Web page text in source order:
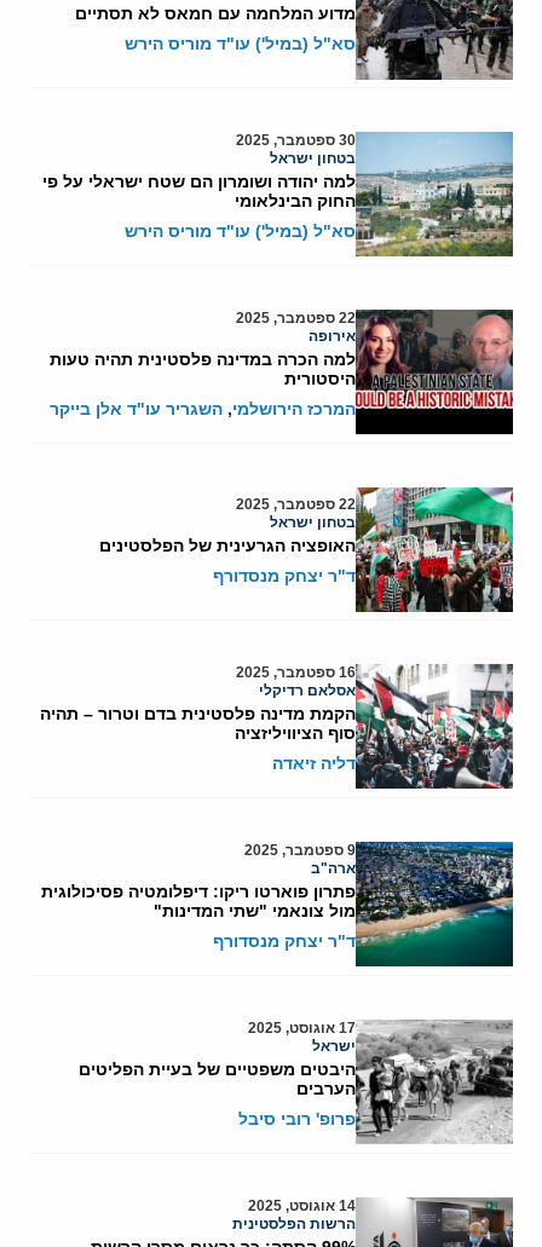
מדוע המלחמה עם חמאס לא תסתיים
סא"ל (במיל') עו"ד מוריס הירש
30 ספטמבר, 2025
בטחון ישראל
למה יהודה ושומרון הם שטח ישראלי על פי
החוק הבינלאומי
סא"ל (במיל') עו"ד מוריס הירש
22 ספטמבר, 2025
אירופה
למה הכרה במדינה פלסטינית תהיה טעות
היסטורית
המרכז הירושלמי, השגריר עו"ד אלן בייקר
22 ספטמבר, 2025
בטחון ישראל
האופציה הגרעינית של הפלסטינים
ד"ר יצחק מנסדורף
16 ספטמבר, 2025
אסלאם רדיקלי
הקמת מדינה פלסטינית בדם וטרור – תהיה
סוף הציוויליזציה
דליה זיאדה
9 ספטמבר, 2025
ארה"ב
פתרון פוארטו ריקו: דיפלומטיה פסיכולוגית
מול צונאמי "שתי המדינות"
ד"ר יצחק מנסדורף
17 אוגוסט, 2025
ישראל
היבטים משפטיים של בעיית הפליטים
הערבים
פרופ' רובי סיבל
14 אוגוסט, 2025
הרשות הפלסטינית